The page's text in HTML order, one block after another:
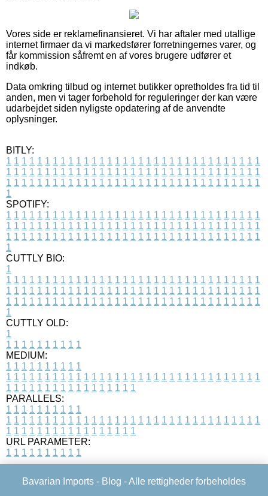
Vores side er reklamefinansieret. Vi har aftaler med utallige
internet firmaer da vi markedsfører forretningernes varer, og
får kommission såfremt en af vores brugere udfører et
indkøb.
Data omkring tilbud og internet butikker opretholdes fra tid til
anden, men vi tager forbehold for reguleringer der kan være
udarbejdet siden nyligste opdatering af de anvendte
oplysninger.
BITLY:
1 1 1 1 1 1 1 1 1 1 1 1 1 1 1 1 1 1 1 1 1 1 1 1 1 1 1 1 1 1 1 1 1
1 1 1 1 1 1 1 1 1 1 1 1 1 1 1 1 1 1 1 1 1 1 1 1 1 1 1 1 1 1 1 1 1
1 1 1 1 1 1 1 1 1 1 1 1 1 1 1 1 1 1 1 1 1 1 1 1 1 1 1 1 1 1 1 1 1
1
SPOTIFY:
1 1 1 1 1 1 1 1 1 1 1 1 1 1 1 1 1 1 1 1 1 1 1 1 1 1 1 1 1 1 1 1 1
1 1 1 1 1 1 1 1 1 1 1 1 1 1 1 1 1 1 1 1 1 1 1 1 1 1 1 1 1 1 1 1 1
1 1 1 1 1 1 1 1 1 1 1 1 1 1 1 1 1 1 1 1 1 1 1 1 1 1 1 1 1 1 1 1 1
1
CUTTLY BIO:
1
1 1 1 1 1 1 1 1 1 1 1 1 1 1 1 1 1 1 1 1 1 1 1 1 1 1 1 1 1 1 1 1 1
1 1 1 1 1 1 1 1 1 1 1 1 1 1 1 1 1 1 1 1 1 1 1 1 1 1 1 1 1 1 1 1 1
1 1 1 1 1 1 1 1 1 1 1 1 1 1 1 1 1 1 1 1 1 1 1 1 1 1 1 1 1 1 1 1 1
1
CUTTLY OLD:
1
1 1 1 1 1 1 1 1 1 1
MEDIUM:
1 1 1 1 1 1 1 1 1 1
1 1 1 1 1 1 1 1 1 1 1 1 1 1 1 1 1 1 1 1 1 1 1 1 1 1 1 1 1 1 1 1 1
1 1 1 1 1 1 1 1 1 1 1 1 1 1 1 1 1
PARALLELS:
1 1 1 1 1 1 1 1 1 1
1 1 1 1 1 1 1 1 1 1 1 1 1 1 1 1 1 1 1 1 1 1 1 1 1 1 1 1 1 1 1 1 1
1 1 1 1 1 1 1 1 1 1 1 1 1 1 1 1 1
URL PARAMETER:
1 1 1 1 1 1 1 1 1 1
Bavarian Imports - Blog - Alle rettigheder forbeholdes